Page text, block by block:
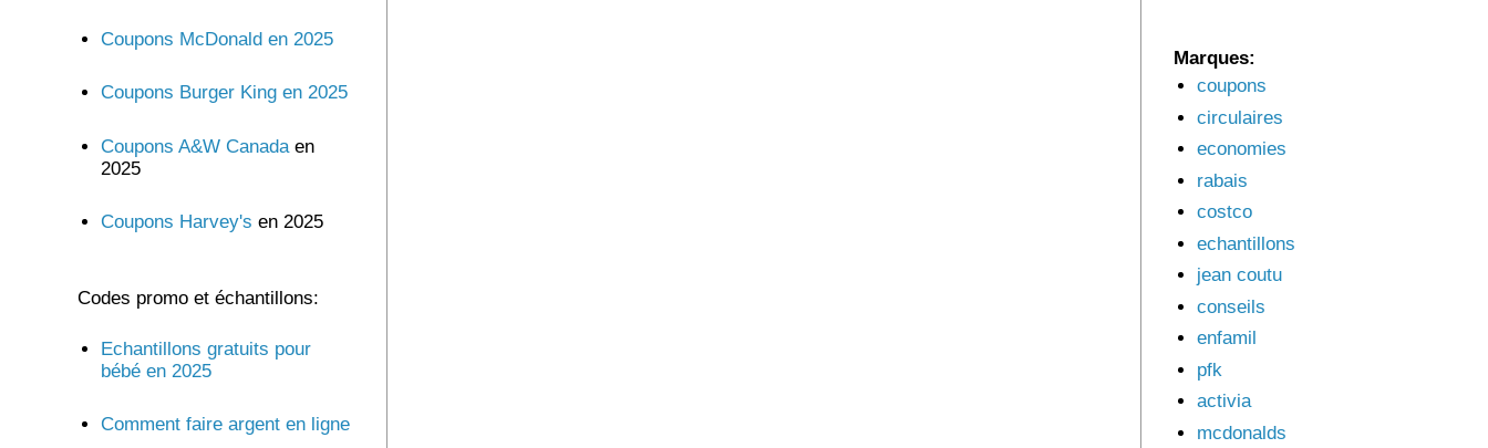
Coupons McDonald en 2025
Coupons Burger King en 2025
Coupons A&W Canada en
2025
Coupons Harvey's en 2025
Codes promo et échantillons:
Echantillons gratuits pour
bébé en 2025
Comment faire argent en ligne
Marques:
coupons
circulaires
economies
rabais
costco
echantillons
jean coutu
conseils
enfamil
pfk
activia
mcdonalds